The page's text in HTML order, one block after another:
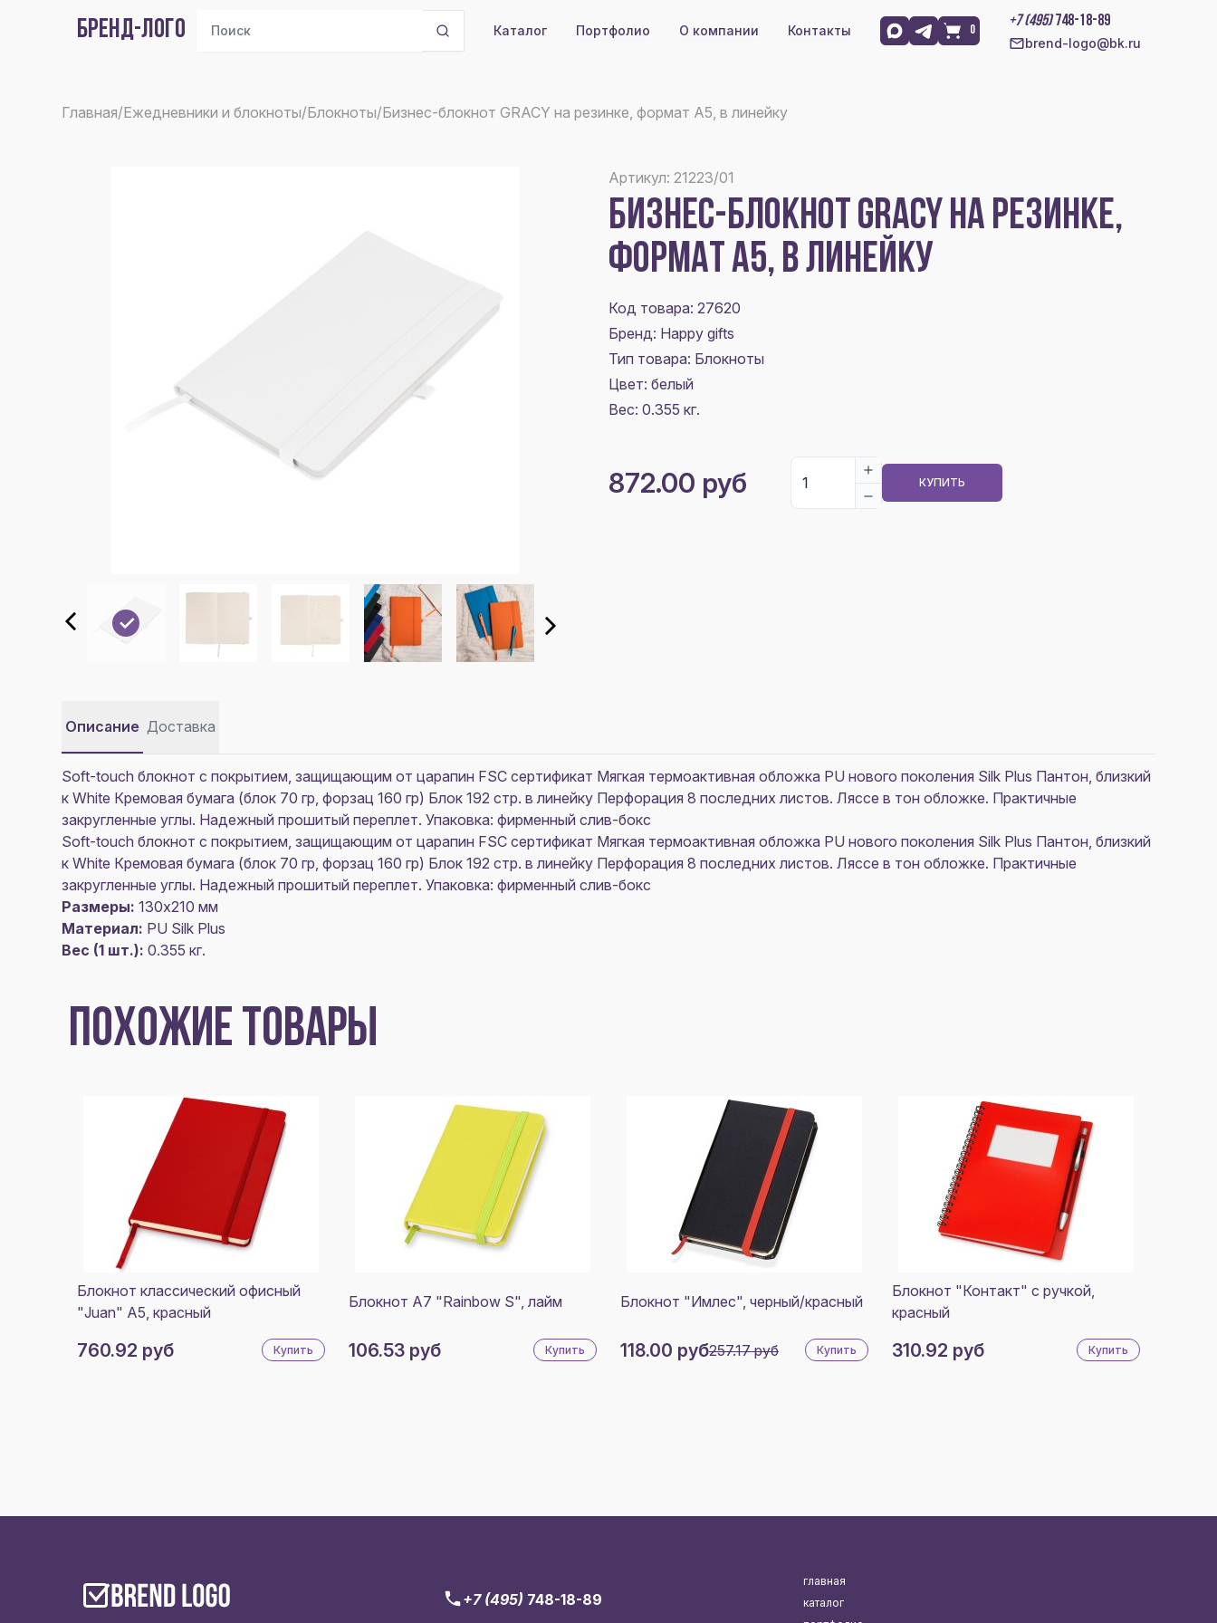
БРЕНД-ЛОГО Каталог Портфолио О компании Контакты 0
+7 (495)748-18-89
brend-logo@bk.ru
Главная/Ежедневники и блокноты/Блокноты/Бизнес-блокнот GRACY на резинке, формат А5, в линейку
Артикул: 21223/01
БИЗНЕС-БЛОКНОТ GRACY НА РЕЗИНКЕ,
ФОРМАТ А5, В ЛИНЕЙКУ
Код товара: 27620
Бренд: Happy gifts
Тип товара: Блокноты
Цвет: белый
Вес: 0.355 кг.
872.00 руб КУПИТЬ
Описание Доставка
Soft-touch блокнот с покрытием, защищающим от царапин FSC сертификат Мягкая термоактивная обложка PU нового поколения Silk Plus Пантон, близкий
к White Кремовая бумага (блок 70 гр, форзац 160 гр) Блок 192 стр. в линейку Перфорация 8 последних листов. Ляссе в тон обложке. Практичные
закругленные углы. Надежный прошитый переплет. Упаковка: фирменный слив-бокс
Soft-touch блокнот с покрытием, защищающим от царапин FSC сертификат Мягкая термоактивная обложка PU нового поколения Silk Plus Пантон, близкий
к White Кремовая бумага (блок 70 гр, форзац 160 гр) Блок 192 стр. в линейку Перфорация 8 последних листов. Ляссе в тон обложке. Практичные
закругленные углы. Надежный прошитый переплет. Упаковка: фирменный слив-бокс
Размеры: 130х210 мм
Материал: PU Silk Plus
Вес (1 шт.): 0.355 кг.
ПОХОЖИЕ ТОВАРЫ
Блокнот классический офисный
"Juan" А5, красный
760.92 руб Купить
Блокнот A7 "Rainbow S", лайм
106.53 руб Купить
Блокнот "Имлес", черный/красный
118.00 руб257.17 руб Купить
Блокнот "Контакт" с ручкой,
красный
310.92 руб Купить
+7 (495) 748-18-89
главная
каталог